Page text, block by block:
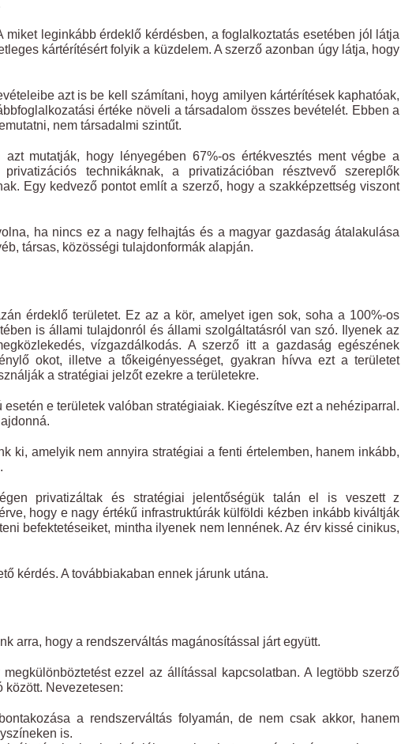
leginkább érdeklő kérdésben, a foglalkoztatás esetében jól látja
kártérítésért folyik a küzdelem. A szerző azonban úgy látja, hogy
azt is be kell számítani, hoyg amilyen kártérítések kaphatóak,
értéke növeli a társadalom összes bevételét. Ebben a
nem társadalmi szintűt.
mutatják, hogy lényegében 67%-os értékvesztés ment végbe a
technikáknak, a privatizációban résztvevő szereplők
Egy kedvező pontot említ a szerző, hogy a szakképzettség viszont
ha nincs ez a nagy felhajtás és a magyar gazdaság átalakulása
társas, közösségi tulajdonformák alapján.
érdeklő területet. Ez az a kör, amelyet igen sok, soha a 100%-os
is állami tulajdonról és állami szolgáltatásról van szó. Ilyenek az
vízgazdálkodás. A szerző itt a gazdaság egészének
okot, illetve a tőkeigényességet, gyakran hívva ezt a területet
a stratégiai jelzőt ezekre a területekre.
e területek valóban stratégiaiak. Kiegészítve ezt a nehéziparral.
ki, amelyik nem annyira stratégiai a fenti értelemben, hanem inkább,
privatizáltak és stratégiai jelentőségük talán el is veszett z
hogy e nagy értékű infrastruktúrák külföldi kézben inkább kiváltják
befektetéseiket, mintha ilyenek nem lennének. Az érv kissé cinikus,
kérdés. A továbbiakaban ennek járunk utána.
arra, hogy a rendszerváltás magánosítással járt együtt.
ezzel az állítással kapcsolatban. A legtöbb szerző
között. Nevezetesen:
a rendszerváltás folyamán, de nem csak akkor, hanem
is.